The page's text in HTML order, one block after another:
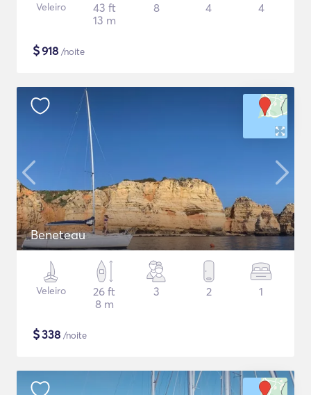
Veleiro
43 ft
13 m
8 4 4
$918 /noite
Beneteau
Veleiro
26 ft
8 m
3 2 1
$338 /noite